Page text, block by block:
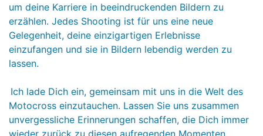
um deine Karriere in beeindruckenden Bildern zu
erzählen. Jedes Shooting ist für uns eine neue
Gelegenheit, deine einzigartigen Erlebnisse
einzufangen und sie in Bildern lebendig werden zu
lassen.
Ich lade Dich ein, gemeinsam mit uns in die Welt des
Motocross einzutauchen. Lassen Sie uns zusammen
unvergessliche Erinnerungen schaffen, die Dich immer
wieder zurück zu diesen aufregenden Momenten